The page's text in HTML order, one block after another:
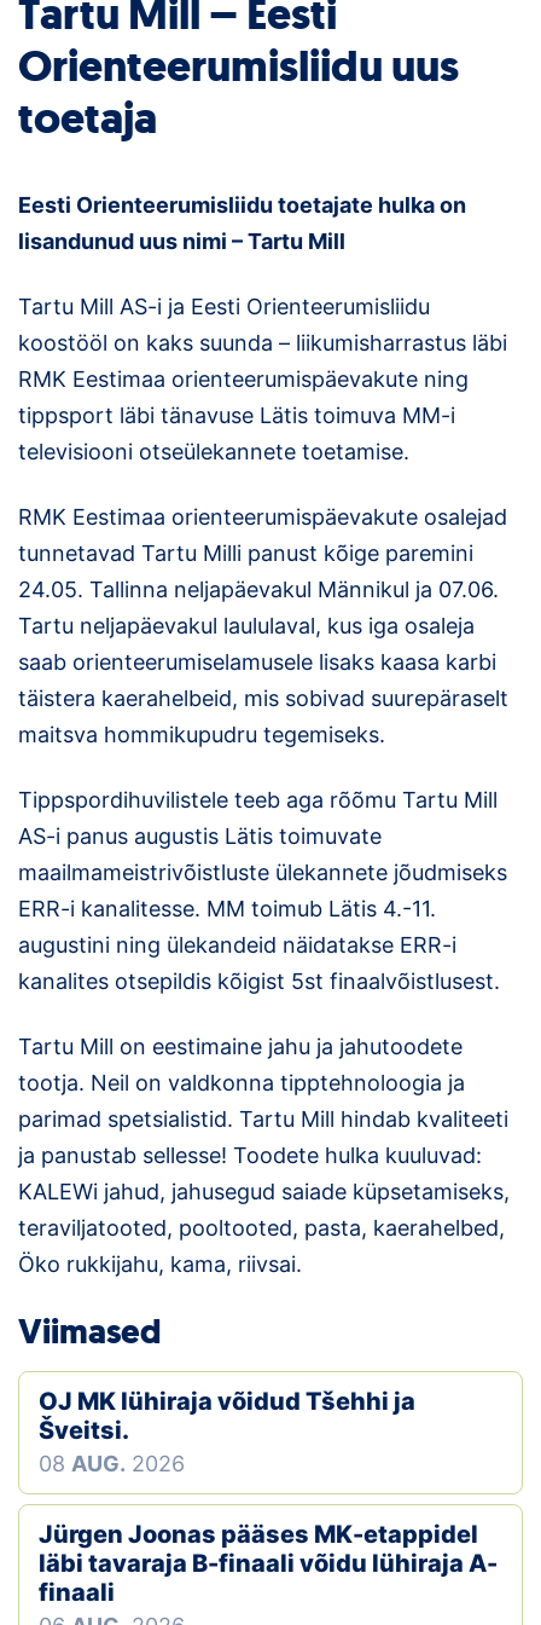
Kontakt
EOL
Kaardid
Kalender
Koondised
Tule klubisse!
Tulemused
Dokumendid
Klubid
Suletud maastikud
Püsirajad
Koolitused
OTSI
Tartu Mill – Eesti
Orienteerumisliidu uus
toetaja
Eesti Orienteerumisliidu toetajate hulka on
lisandunud uus nimi – Tartu Mill
Tartu Mill AS-i ja Eesti Orienteerumisliidu
koostööl on kaks suunda – liikumisharrastus läbi
RMK Eestimaa orienteerumispäevakute ning
tippsport läbi tänavuse Lätis toimuva MM-i
televisiooni otseülekannete toetamise.
RMK Eestimaa orienteerumispäevakute osalejad
tunnetavad Tartu Milli panust kõige paremini
24.05. Tallinna neljapäevakul Männikul ja 07.06.
Tartu neljapäevakul laululaval, kus iga osaleja
saab orienteerumiselamusele lisaks kaasa karbi
täistera kaerahelbeid, mis sobivad suurepäraselt
maitsva hommikupudru tegemiseks.
Tippspordihuvilistele teeb aga rõõmu Tartu Mill
AS-i panus augustis Lätis toimuvate
maailmameistrivõistluste ülekannete jõudmiseks
ERR-i kanalitesse. MM toimub Lätis 4.-11.
augustini ning ülekandeid näidatakse ERR-i
kanalites otsepildis kõigist 5st finaalvõistlusest.
Tartu Mill on eestimaine jahu ja jahutoodete
tootja. Neil on valdkonna tipptehnoloogia ja
parimad spetsialistid. Tartu Mill hindab kvaliteeti
ja panustab sellesse! Toodete hulka kuuluvad:
KALEWi jahud, jahusegud saiade küpsetamiseks,
teraviljatooted, pooltooted, pasta, kaerahelbed,
Öko rukkijahu, kama, riivsai.
Viimased
OJ MK lühiraja võidud Tšehhi ja
Šveitsi.
08 AUG. 2026
Jürgen Joonas pääses MK-etappidel
läbi tavaraja B-finaali võidu lühiraja A-
finaali